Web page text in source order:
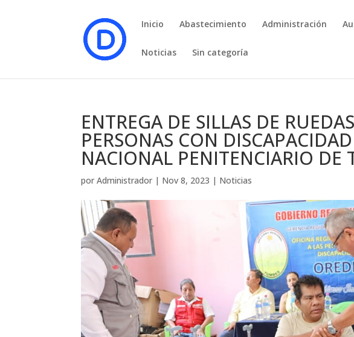
Inicio Abastecimiento Administración
Noticias Sin categoría
ENTREGA DE SILLAS DE
PERSONAS CON
NACIONAL PENITENCIARIO DE
porAdministrador | Nov 8, 2023 | Noticias